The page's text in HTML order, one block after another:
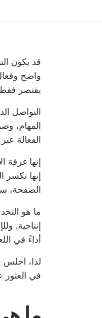
قد يكون
واضح
يقتصر فقط
التواصل
المهام،
الفعالة
إنها غرفة
إنها
الصفحة،
ما هو
إنتاجية.
أداءً في
لذا، اجلس
في العثور